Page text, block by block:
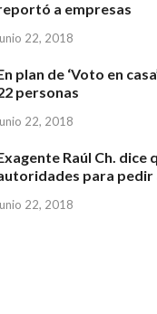
a empresas
22, 2018
plan de ‘Voto en
personas
22, 2018
Raúl Ch. dice
para pedir
22, 2018